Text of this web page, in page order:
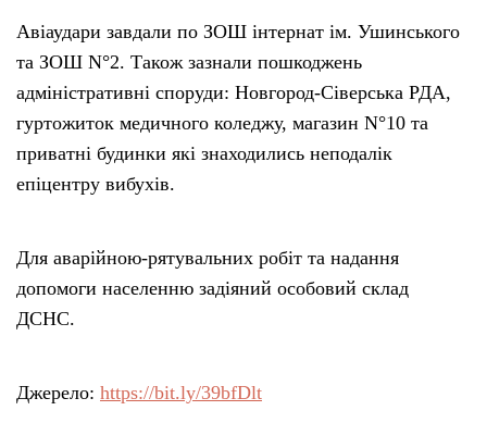
Авіаудари завдали по ЗОШ інтернат ім. Ушинського
та ЗОШ N°2. Також зазнали пошкоджень
адміністративні споруди: Новгород-Сіверська РДА,
гуртожиток медичного коледжу, магазин N°10 та
приватні будинки які знаходились неподалік
епіцентру вибухів.
Для аварійною-рятувальних робіт та надання
допомоги населенню задіяний особовий склад
ДСНС.
Джерело: https://bit.ly/39bfDlt